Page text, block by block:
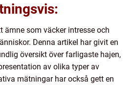
ämne som väcker intresse och
Denna artikel har givit en
översikt över farligaste hajen,
av olika typer av
mätningar har också gett en